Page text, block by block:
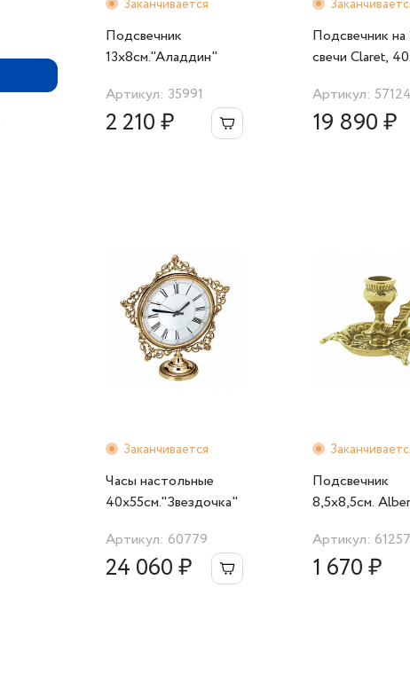
Заканчивается
Подсвечник
13х8см."Аладдин"
Артикул: 35991
2 210 ₽
Подсвечник на
свечи Claret,
Артикул: 57124
19 890 ₽
Заканчивается
Часы настольные
40х55см."Звездочка"
Артикул: 60779
24 060 ₽
Подсвечник
8,5х8,5см.
Артикул: 61257
1 670 ₽